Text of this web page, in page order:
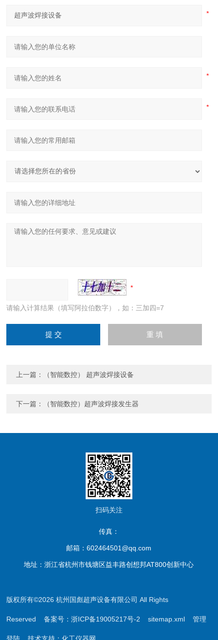
请输入计算结果（填写阿拉伯数字），如：三加四=7
上一篇： （智能数控） 超声波焊接设备
下一篇： （智能数控）超声波焊接发生器
扫码关注
传真：
邮箱：602464501@qq.com
地址：浙江省杭州市钱塘区益丰路创想邦AT800创新中心
版权所有©2026 杭州国彪超声设备有限公司 All Rights
Reserved备案号：浙ICP备19005217号-2 sitemap.xml 管理